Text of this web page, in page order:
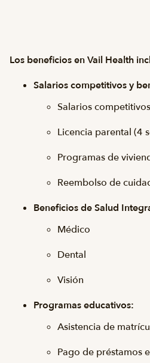
Los beneficios en Vail Health
Salarios competitivos y
Salarios competitivos
Licencia parental (4
Programas de
Reembolso de
Beneficios de Salud
Médico
Dental
Visión
Programas educativos:
Asistencia de
Pago de préstamos